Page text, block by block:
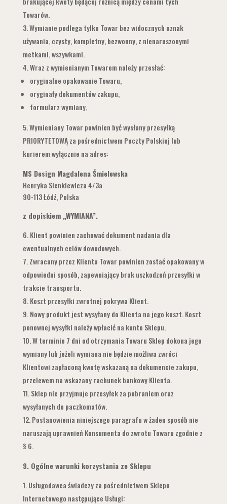
Towarów.
Wymianie podlega tylko Towar bez widocznych oznak
używania, czysty, kompletny, bezwonny, z nienaruszonymi
metkami, wszywkami.
Wraz z wymienianym Towarem należy przesłać:
oryginalne opakowanie Towaru,
oryginały dokumentów zakupu,
formularz wymiany,
Wymieniany Towar powinien być wysłany przesyłką
PRIORYTETOWĄ za pośrednictwem Poczty Polskiej lub
kurierem wyłącznie na adres:
MS Design Magdalena Śmielewska
Henryka Sienkiewicza 4/3a
90-113 Łódź, Polska
z dopiskiem „WYMIANA”.
Klient powinien zachować dokument nadania dla
ewentualnych celów dowodowych.
Zwracany przez Klienta Towar powinien zostać opakowany w
odpowiedni sposób, zapewniający brak uszkodzeń przesyłki w
trakcie transportu.
Koszt przesyłki zwrotnej pokrywa Klient.
Nowy produkt jest wysyłany do Klienta na jego koszt. Koszt
ponownej wysyłki należy wpłacić na konto Sklepu.
W terminie 7 dni od otrzymania Towaru Sklep dokona jego
wymiany lub jeżeli wymiana nie będzie możliwa zwróci
Klientowi zapłaconą kwotę wskazaną na dokumencie zakupu,
przelewem na wskazany rachunek bankowy Klienta.
Sklep nie przyjmuje przesyłek za pobraniem oraz
wysyłanych do paczkomatów.
Postanowienia niniejszego paragrafu w żaden sposób nie
naruszają uprawnień Konsumenta do zwrotu Towaru zgodnie z
§ 6.
9. Ogólne warunki korzystania ze Sklepu
Usługodawca świadczy za pośrednictwem Sklepu
Internetowego następujące Usługi: